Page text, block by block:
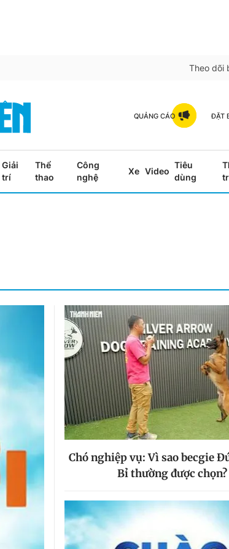
Theo dõi
QUẢNG CÁO ĐẶT
Giải
trí
Thể
thao
Công
nghệ
Xe Video
Tiêu
dùng
Chó nghiệp vụ: Vì sao becgie
Bỉ thường được chọn?